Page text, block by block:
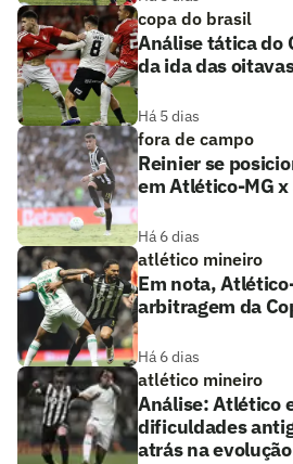
copa do brasil
Análise tática do
da ida das
Há 5 dias
fora de campo
Reinier se
em Atlético-MG
Há 6 dias
atlético mineiro
Em nota,
arbitragem da
Há 6 dias
atlético mineiro
Análise: Atlético
dificuldades
atrás na evolução